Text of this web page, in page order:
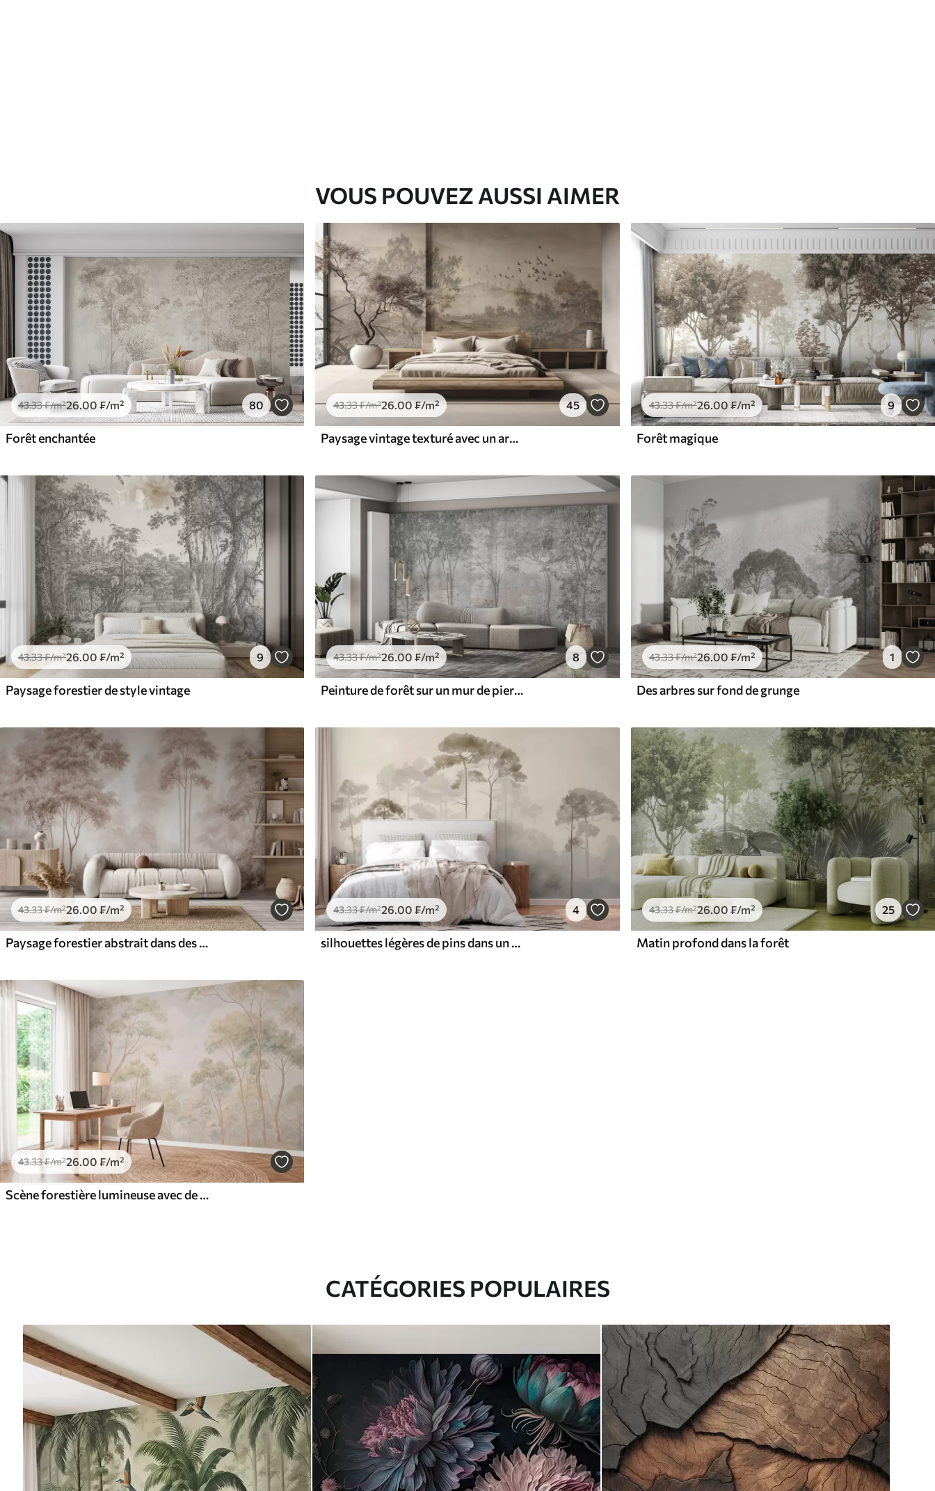
VOUS POUVEZ AUSSI AIMER
43.33₣/m²26.00 ₣/m² 80
Forêt enchantée
43.33₣/m²26 .00₣/m² 45
Paysage vintage texturé avec un arbre près d'une rivière et un ciel nuageux, art de la nature en tons sépia
43.33₣/m²26 .00 ₣/m² 9
Forêt magique
43.33₣/m²26.00 ₣/m² 9
Paysage forestier de style vintage
43.33₣/m²26.00 ₣/m² 8
Peinture de forêt sur un mur de pierre
43.33₣/m²26.00 ₣/m² 1
Des arbres sur fond de grunge
43.33₣/m²26 .00 ₣/m²
Paysage forestier abstrait dans des tons beige fumé, créant une impression de profondeur
43.33₣/m²26 .00 ₣/m² 4
silhouettes légères de pins dans un style aquarelle
43.33₣/m²26 .00 ₣/m² 25
Matin profond dans la forêt
43.33₣/m²26.00 ₣/m²
Scène forestière lumineuse avec de grands arbres
CATÉGORIES POPULAIRES